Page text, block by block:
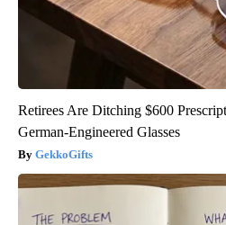
Retirees Are Ditching $600
German-Engineered Glasses
GekkoGifts